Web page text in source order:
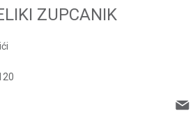
ZUPCANIK